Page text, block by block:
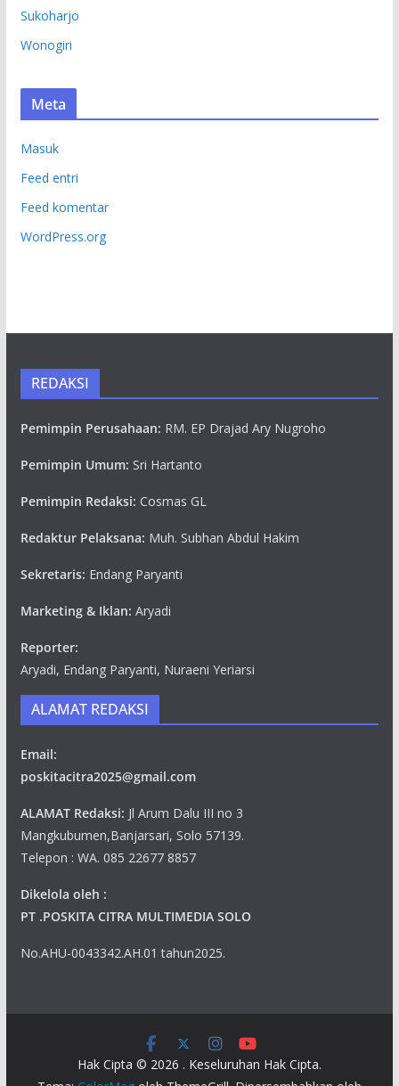
Sukoharjo
Wonogiri
Meta
Masuk
Feed entri
Feed komentar
WordPress.org
REDAKSI
Pemimpin Perusahaan: RM. EP Drajad Ary Nugroho
Pemimpin Umum: Sri Hartanto
Pemimpin Redaksi: Cosmas GL
Redaktur Pelaksana: Muh. Subhan Abdul Hakim
Sekretaris: Endang Paryanti
Marketing & Iklan: Aryadi
Reporter:
Aryadi, Endang Paryanti, Nuraeni Yeriarsi
ALAMAT REDAKSI
Email:
poskitacitra2025@gmail.com
ALAMAT Redaksi: Jl Arum Dalu III no 3
Mangkubumen,Banjarsari, Solo 57139.
Telepon : WA. 085 22677 8857
Dikelola oleh :
PT .POSKITA CITRA MULTIMEDIA SOLO
No.AHU-0043342.AH.01 tahun2025.
Hak Cipta © 2026 . Keseluruhan Hak Cipta.